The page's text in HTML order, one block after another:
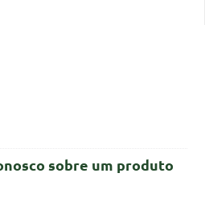
sobre um produto